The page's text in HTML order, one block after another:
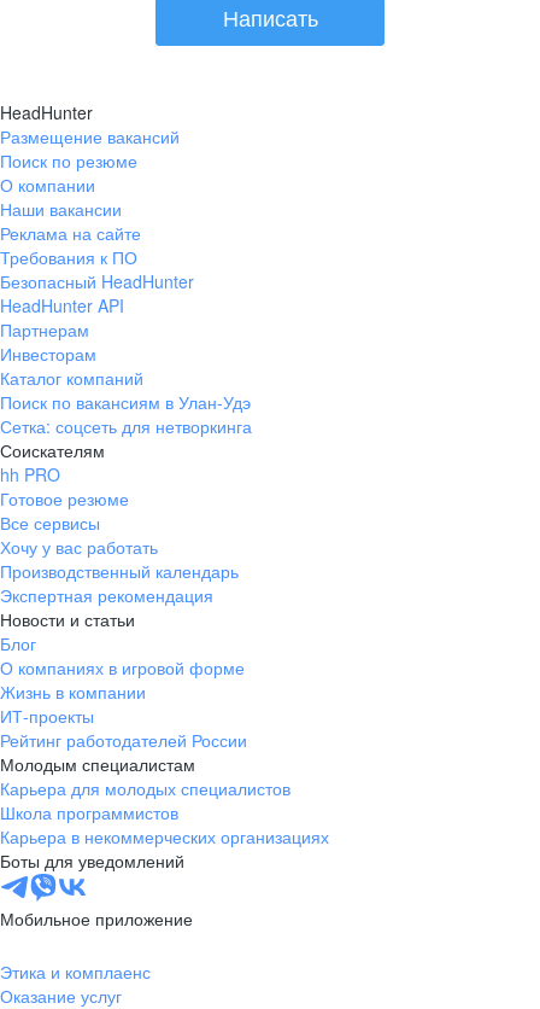
Написать
HeadHunter
Размещение вакансий
Поиск по резюме
О компании
Наши вакансии
Реклама на сайте
Требования к ПО
Безопасный HeadHunter
HeadHunter API
Партнерам
Инвесторам
Каталог компаний
Поиск по вакансиям в Улан-Удэ
Сетка: соцсеть для нетворкинга
Соискателям
hh PRO
Готовое резюме
Все сервисы
Хочу у вас работать
Производственный календарь
Экспертная рекомендация
Новости и статьи
Блог
О компаниях в игровой форме
Жизнь в компании
ИТ-проекты
Рейтинг работодателей России
Молодым специалистам
Карьера для молодых специалистов
Школа программистов
Карьера в некоммерческих организациях
Боты для уведомлений
Мобильное приложение
Этика и комплаенс
Оказание услуг